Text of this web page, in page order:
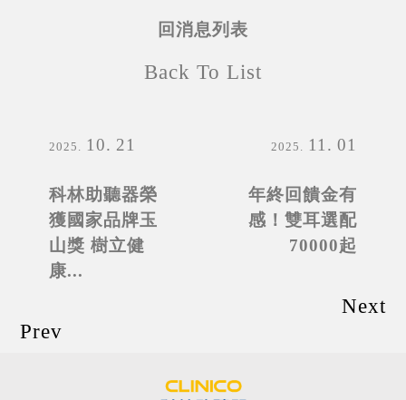
2025 10 21
科林助聽器榮
獲國家品牌玉
山獎 樹立健
康...
Prev
回消息列表
Back To List
2025 11 01
年終回饋金有
感！雙耳選配
70000起
Next